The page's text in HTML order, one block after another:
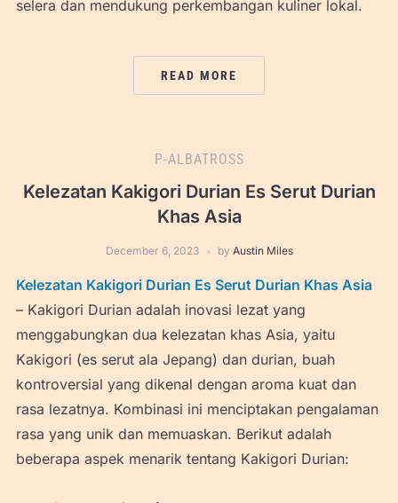
selera dan mendukung perkembangan kuliner lokal.
READ MORE
P-ALBATROSS
Kelezatan Kakigori Durian Es Serut Durian
Khas Asia
December 6, 2023 by Austin Miles
Kelezatan Kakigori Durian Es Serut Durian Khas Asia
– Kakigori Durian adalah inovasi lezat yang
menggabungkan dua kelezatan khas Asia, yaitu
Kakigori (es serut ala Jepang) dan durian, buah
kontroversial yang dikenal dengan aroma kuat dan
rasa lezatnya. Kombinasi ini menciptakan pengalaman
rasa yang unik dan memuaskan. Berikut adalah
beberapa aspek menarik tentang Kakigori Durian: